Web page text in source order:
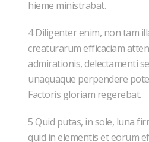
hieme ministrabat.
4 Diligenter enim, non tam
creaturarum efficaciam
admirationis, delectamenti
unaquaque perpendere
Factoris gloriam regerebat.
5 Quid putas, in sole, luna
quid in elementis et eorum